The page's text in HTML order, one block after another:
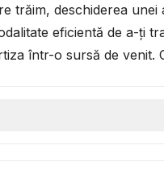
trăim, deschiderea unei
eficientă de a-ți
într-o sursă de venit.